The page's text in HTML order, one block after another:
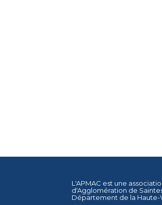
L'APMAC est une
d'Agglomération de
Département de la Haute-